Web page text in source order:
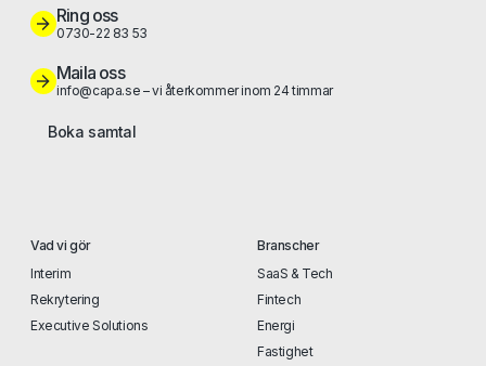
Ring oss
0730-22 83 53
Maila oss
info@capa.se – vi återkommer inom 24 timmar
Boka samtal
Vad vi gör
Interim
Rekrytering
Executive Solutions
Branscher
SaaS & Tech
Fintech
Energi
Fastighet